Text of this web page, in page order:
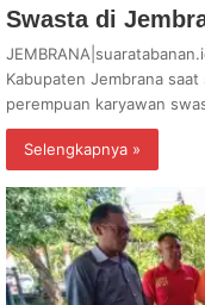
Swasta di
Kabupaten Jembrana
perempuan karyawan
Selengkapnya »